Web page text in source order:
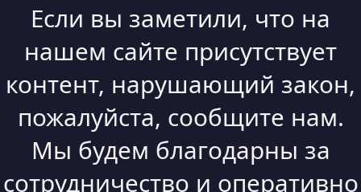
Если вы заметили, что на
нашем сайте присутствует
контент, нарушающий закон,
пожалуйста, сообщите нам.
Мы будем благодарны за
сотрудничество и оперативно